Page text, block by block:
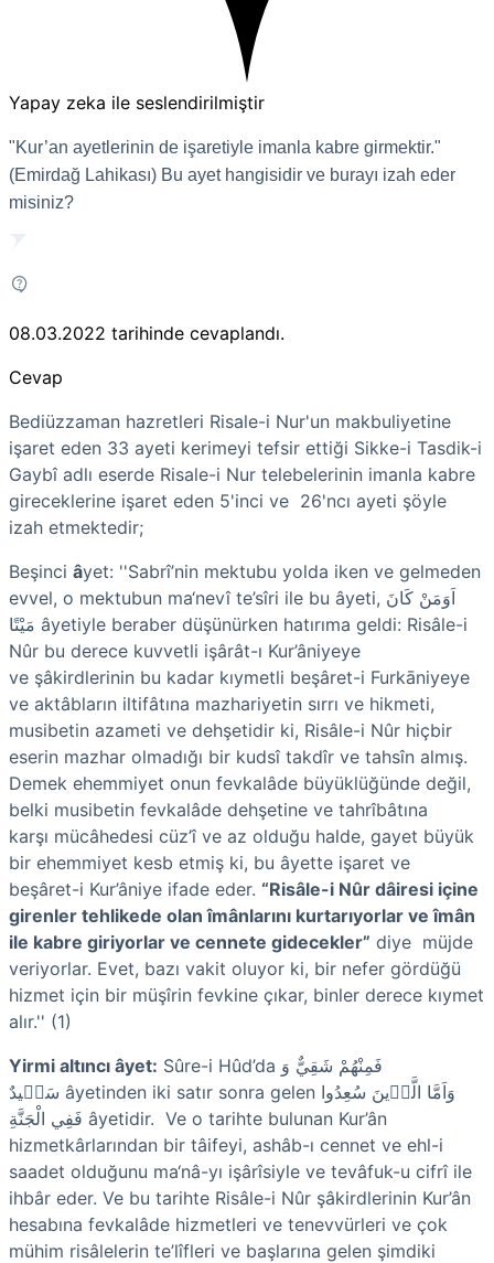
Yapay zeka ile seslendirilmiştir
"Kur’an ayetlerinin de işaretiyle imanla kabre girmektir."
(Emirdağ Lahikası) Bu ayet hangisidir ve burayı izah eder
misiniz?
08.03.2022 tarihinde cevaplandı.
Cevap
Bediüzzaman hazretleri Risale-i Nur'un makbuliyetine
işaret eden 33 ayeti kerimeyi tefsir ettiği Sikke-i Tasdik-i
Gaybî adlı eserde Risale-i Nur telebelerinin imanla kabre
gireceklerine işaret eden 5'inci ve 26'ncı ayeti şöyle
izah etmektedir;
Beşinci âyet: ''Sabrî’nin mektubu yolda iken ve gelmeden
evvel, o mektubun ma‘nevî te’sîri ile bu âyeti, اَوَمَنْ كَانَ
مَيْتًا âyetiyle beraber düşünürken hatırıma geldi: Risâle-i
Nûr bu derece kuvvetli işârât-ı Kur’âniyeye
ve şâkirdlerinin bu kadar kıymetli beşâret-i Furkāniyeye
ve aktâbların iltifâtına mazhariyetin sırrı ve hikmeti,
musibetin azameti ve dehşetidir ki, Risâle-i Nûr hiçbir
eserin mazhar olmadığı bir kudsî takdîr ve tahsîn almış.
Demek ehemmiyet onun fevka­lâde büyüklüğünde değil,
belki musibetin fevkalâde dehşetine ve tahrîbâtına
karşı mücâhedesi cüz’î ve az olduğu halde, gayet büyük
bir ehemmiyet kesb etmiş ki, bu âyette işaret ve
beşâret-i Kur’âniye ifade eder. “Risâle-i Nûr dâiresi içine
girenler tehlikede olan îmânlarını kurtarıyorlar ve îmân
ile kabre giriyorlar ve cennete gidecekler” diye müjde
veriyorlar. Evet, bazı vakit oluyor ki, bir nefer gördüğü
hizmet için bir müşîrin fevkine çıkar, binler derece kıymet
alır.'' (1)
Yirmi altıncı âyet: Sûre-i Hûd’da فَمِنْهُمْ شَقِيٌّ وَ
سَع۪يدٌ âyetinden iki satır sonra gelen وَاَمَّا الَّذ۪ينَ سُعِدُوا
فَفِي الْجَنَّةِ âyetidir. Ve o tarihte bulunan Kur’ân
hizmetkârlarından bir tâifeyi, ashâb-ı cennet ve ehl-i
saadet olduğunu ma‘nâ-yı işârîsiyle ve tevâfuk-u cifrî ile
ihbâr eder. Ve bu tarihte Risâle-i Nûr şâkirdlerinin Kur’ân
hesabına fevkalâde hizmetleri ve tenevvürleri ve çok
mühim risâlelerin te’lîfleri ve başlarına gelen şimdiki